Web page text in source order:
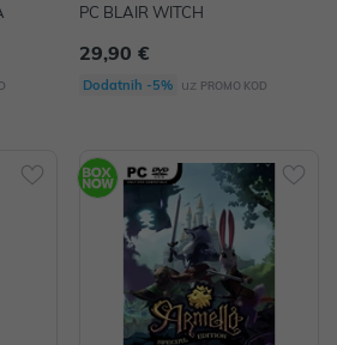
PC BLAIR WITCH
29,90 €
Dodatnih -5% uz PROMO KOD